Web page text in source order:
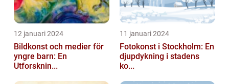
12 januari 2024
Bildkonst och medier för
yngre barn: En
Utforsknin...
11 januari 2024
Fotokonst i Stockholm: En
djupdykning i stadens
ko...